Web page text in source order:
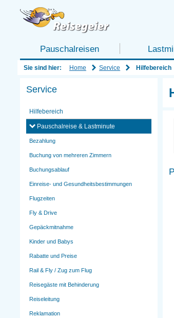
Pauschalreisen
Sie sind hier: Home Service Hilfebereich
Service
Hilfebereich
Pauschalreise & Lastminute
Bezahlung
Buchung von mehreren Zimmern
Buchungsablauf
Einreise- und Gesundheitsbestimmungen
Flugzeiten
Fly & Drive
Gepäckmitnahme
Kinder und Babys
Rabatte und Preise
Rail & Fly / Zug zum Flug
Reisegäste mit Behinderung
Reiseleitung
Reklamation